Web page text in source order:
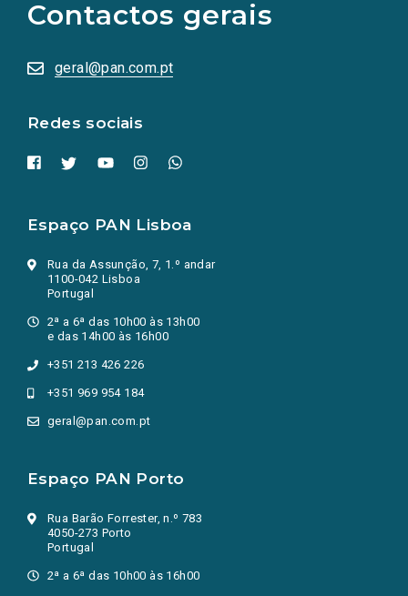
Contactos gerais
geral@pan.com.pt
Redes sociais
redes
sociais
numa
nova
Espaço PAN Lisboa
Rua da Assunção, 7, 1.º andar
1100-042 Lisboa
Portugal
2ª a 6ª das 10h00 às 13h00
e das 14h00 às 16h00
+351 213 426 226
+351 969 954 184
geral@pan.com.pt
Espaço PAN Porto
Rua Barão Forrester, n.º 783
4050-273 Porto
Portugal
2ª a 6ª das 10h00 às 16h00